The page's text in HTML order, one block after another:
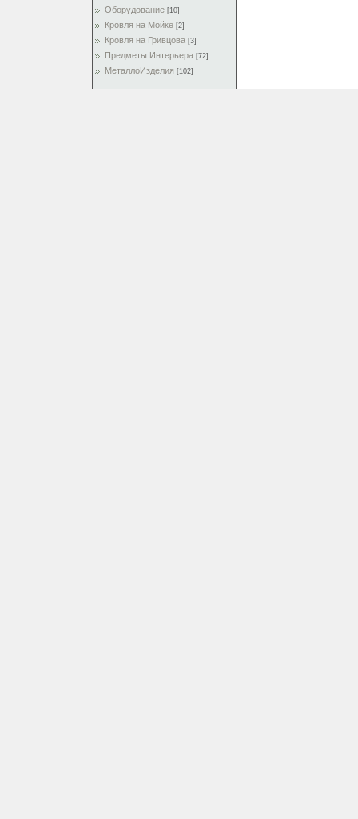
Оборудование [10]
Кровля на Мойке [2]
Кровля на Гривцова [3]
Предметы Интерьера [72]
МеталлоИзделия [102]